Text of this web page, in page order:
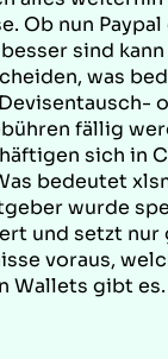
Ob nun
sind
was
fällig
sich in
bedeutet
wurde
und setzt nur
voraus,
Wallets gibt es.